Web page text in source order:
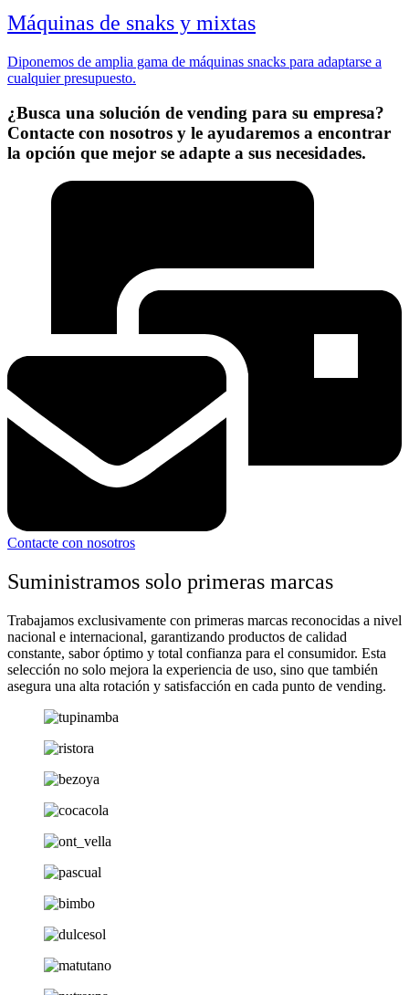
Máquinas de snaks y mixtas
Diponemos de amplia gama de máquinas snacks para adaptarse a
cualquier presupuesto.
¿Busca una solución de vending para su empresa?
Contacte con nosotros y le ayudaremos a encontrar
la opción que mejor se adapte a sus necesidades.
Contacte con nosotros
Suministramos solo primeras marcas
Trabajamos exclusivamente con primeras marcas reconocidas a nivel
nacional e internacional, garantizando productos de calidad
constante, sabor óptimo y total confianza para el consumidor. Esta
selección no solo mejora la experiencia de uso, sino que también
asegura una alta rotación y satisfacción en cada punto de vending.